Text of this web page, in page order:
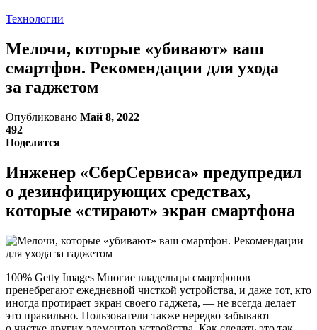
Технологии
Мелочи, которые «убивают» ваш
смартфон. Рекомендации для ухода
за гаджетом
Опубликовано Май 8, 2022
492
Поделится
Инженер «СберСервиса» предупредил
о дезинфицирующих средствах,
которые «стирают» экран смартфона
100% Getty Images Многие владельцы смартфонов
пренебрегают ежедневной чисткой устройства, и даже тот, кто
иногда протирает экран своего гаджета, — не всегда делает
это правильно. Пользователи также нередко забывают